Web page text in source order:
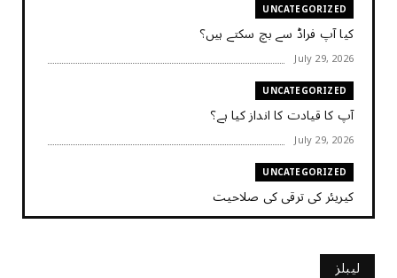
UNCATEGORIZED
کیا آپ فراڈ سے بچ سکتے ہیں؟
July 29, 2026
UNCATEGORIZED
آپ کا قیادت کا انداز کیا ہے؟
July 29, 2026
UNCATEGORIZED
کیریئر کی ترقی کی صلاحیت
July 29, 2026
UNCATEGORIZED
لیبلز